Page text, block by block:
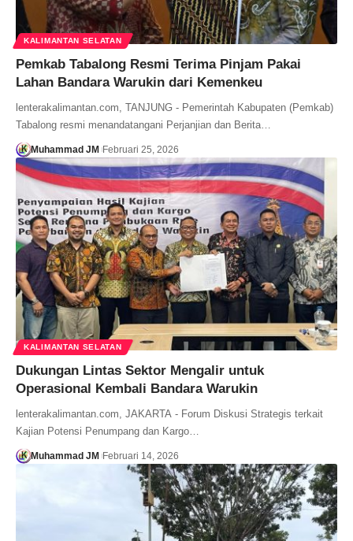
KALIMANTAN SELATAN
Pemkab Tabalong Resmi Terima Pinjam Pakai
Lahan Bandara Warukin dari Kemenkeu
lenterakalimantan.com, TANJUNG - Pemerintah Kabupaten (Pemkab)
Tabalong resmi menandatangani Perjanjian dan Berita…
Muhammad JM Februari 25, 2026
KALIMANTAN SELATAN
Dukungan Lintas Sektor Mengalir untuk
Operasional Kembali Bandara Warukin
lenterakalimantan.com, JAKARTA - Forum Diskusi Strategis terkait
Kajian Potensi Penumpang dan Kargo…
Muhammad JM Februari 14, 2026